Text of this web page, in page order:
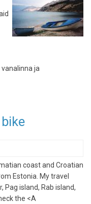
ja
coast and Croatian
Estonia. My travel
Pag island, Rab island,
the <A